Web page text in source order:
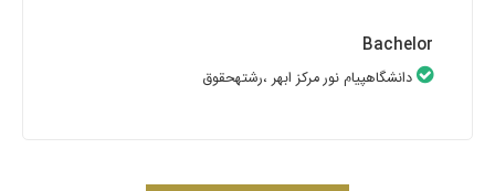
Bachelor
دانشگاهپیام نور مرکز ابهر ،رشتهحقوق